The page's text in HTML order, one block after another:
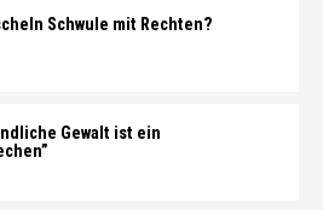
Schwule mit Rechten?
Gewalt ist ein